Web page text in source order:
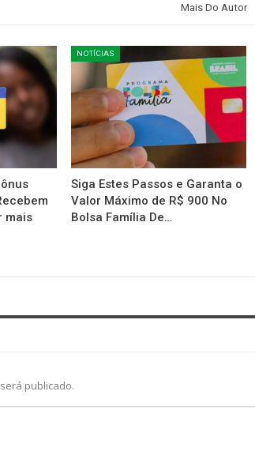
Mais Do Autor
mais
NOTÍCIAS
Siga Estes Passos e Garanta o
Valor Máximo de R$ 900 No
Bolsa Família De…
publicado.